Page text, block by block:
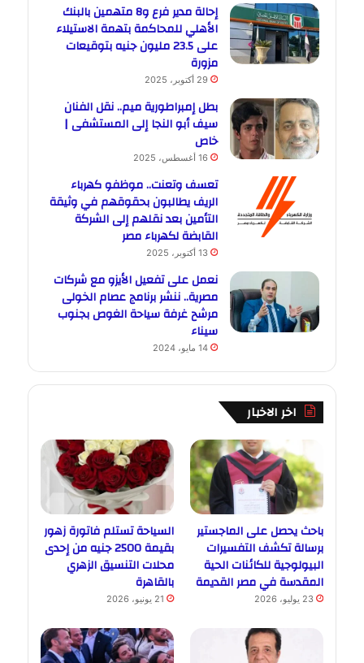
إحالة مدير فرع و8 متهمين بالبنك
الأهلي للمحاكمة بتهمة الاستيلاء
على 23.5 مليون جنيه بتوقيعات
مزورة
29 أكتوبر، 2025
بطل إمبراطورية ميم.. نقل الفنان
سيف أبو النجا إلى المستشفى |
خاص
16 أغسطس، 2025
تعسف وتعنت.. موظفو كهرباء
الريف يطالبون بحقوقهم في وثيقة
التأمين بعد نقلهم إلى الشركة
القابضة لكهرباء مصر
13 أكتوبر، 2025
نعمل على تفعيل الأيزو مع شركات
مصرية.. ننشر برنامج عصام الخولى
مرشح غرفة سياحة الغوص بجنوب
سيناء
14 مايو، 2024
اخر الاخبار
باحث يحصل على الماجستير
برسالة تكشف التفسيرات
البيولوجية للكائنات الحية
المقدسة في مصر القديمة
23 يوليو، 2026
السياحة تستلم فاتورة زهور
بقيمة 2500 جنيه من إحدى
محلات التنسيق الزهري
بالقاهرة
21 يونيو، 2026